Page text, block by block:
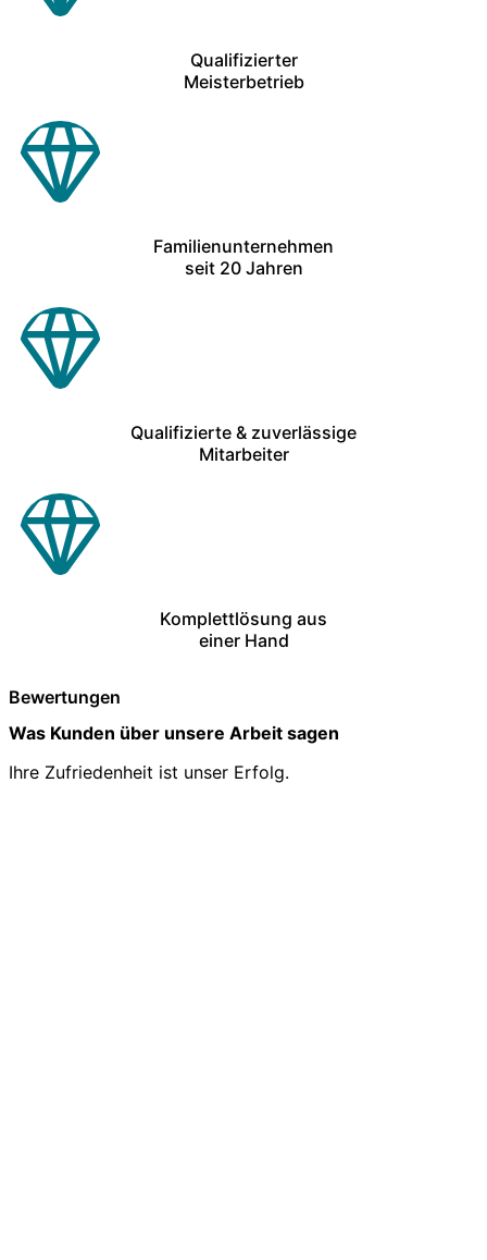
Qualifizierter
Meisterbetrieb
Familienunternehmen
seit 20 Jahren
Qualifizierte & zuverlässige
Mitarbeiter
Komplettlösung aus
einer Hand
Bewertungen
Was Kunden über unsere Arbeit sagen
Ihre Zufriedenheit ist unser Erfolg.